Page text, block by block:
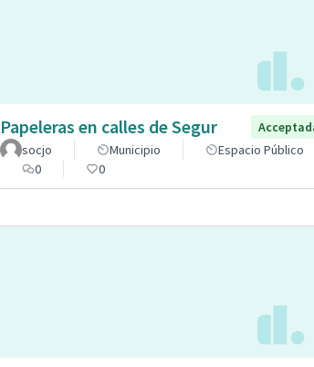
Papeleras en calles de Segur
socjo
Municipio
Espacio Público
0
0